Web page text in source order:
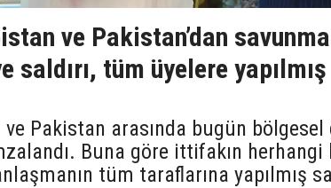
ve Pakistan’dan savunma
saldırı, tüm üyelere yapılmış
Pakistan arasında bugün
Buna göre ittifakın herhangi
tüm taraflarına yapılmış